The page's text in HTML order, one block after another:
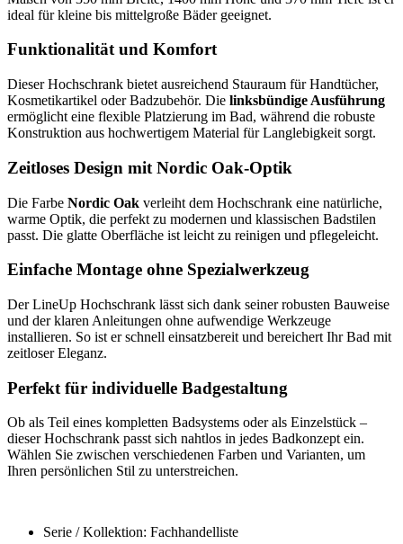
ideal für kleine bis mittelgroße Bäder geeignet.
Funktionalität und Komfort
Dieser Hochschrank bietet ausreichend Stauraum für Handtücher,
Kosmetikartikel oder Badzubehör. Die linksbündige Ausführung
ermöglicht eine flexible Platzierung im Bad, während die robuste
Konstruktion aus hochwertigem Material für Langlebigkeit sorgt.
Zeitloses Design mit Nordic Oak-Optik
Die Farbe Nordic Oak verleiht dem Hochschrank eine natürliche,
warme Optik, die perfekt zu modernen und klassischen Badstilen
passt. Die glatte Oberfläche ist leicht zu reinigen und pflegeleicht.
Einfache Montage ohne Spezialwerkzeug
Der LineUp Hochschrank lässt sich dank seiner robusten Bauweise
und der klaren Anleitungen ohne aufwendige Werkzeuge
installieren. So ist er schnell einsatzbereit und bereichert Ihr Bad mit
zeitloser Eleganz.
Perfekt für individuelle Badgestaltung
Ob als Teil eines kompletten Badsystems oder als Einzelstück –
dieser Hochschrank passt sich nahtlos in jedes Badkonzept ein.
Wählen Sie zwischen verschiedenen Farben und Varianten, um
Ihren persönlichen Stil zu unterstreichen.
Serie / Kollektion: Fachhandelliste